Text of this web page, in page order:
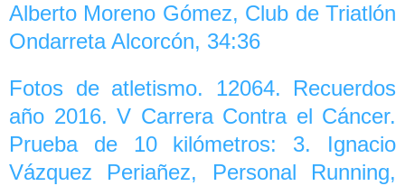
Alberto Moreno Gómez, Club de Triatlón
Ondarreta Alcorcón, 34:36
Fotos de atletismo. 12064. Recuerdos
año 2016. V Carrera Contra el Cáncer.
Prueba de 10 kilómetros: 3. Ignacio
Vázquez Periañez, Personal Running,